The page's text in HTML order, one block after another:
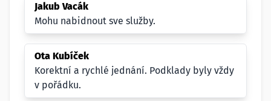
Jakub Vacák
Mohu nabidnout sve služby.
Ota Kubíček
Korektní a rychlé jednání. Podklady byly vždy
v pořádku.